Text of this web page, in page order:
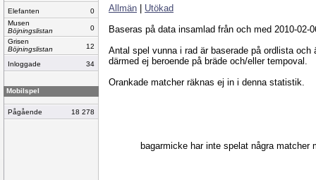
Elefanten
0
Musen
Böjningslistan
0
Grisen
Böjningslistan
12
Inloggade 34
Mobilspel
Pågående 18 278
Allmän
Utökad
Baseras på data insamlad från och med 2010-02-
Antal spel vunna i rad är baserade på ordlista och
därmed ej beroende på bräde och/eller tempoval.
Orankade matcher räknas ej in i denna statistik.
bagarmicke har inte spelat några matcher